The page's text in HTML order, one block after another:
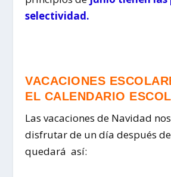
selectividad.
VACACIONES
EL CALENDARIO
Las vacaciones de Navidad
disfrutar de un día después
quedará así: